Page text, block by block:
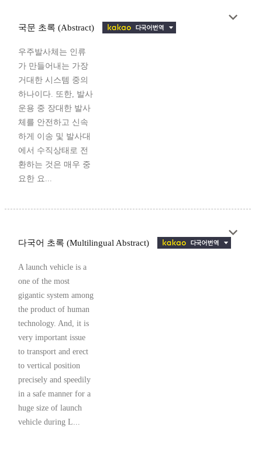
국문 초록 (Abstract)
우주발사체는 인류
가 만들어내는 가장
거대한 시스템 중의
하나이다. 또한, 발사
운용 중 장대한 발사
체를 안전하고 신속
하게 이송 및 발사대
에서 수직상태로 전
환하는 것은 매우 중
요한 요...
다국어 초록 (Multilingual Abstract)
A launch vehicle is a
one of the most
gigantic system among
the product of human
technology. And, it is
very important issue
to transport and erect
to vertical position
precisely and speedily
in a safe manner for a
huge size of launch
vehicle during L...